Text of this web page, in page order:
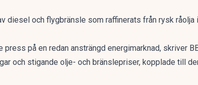
diesel och flygbränsle som raffinerats från rysk råolja
på en redan ansträngd energimarknad, skriver
och stigande olje- och bränslepriser, kopplade till